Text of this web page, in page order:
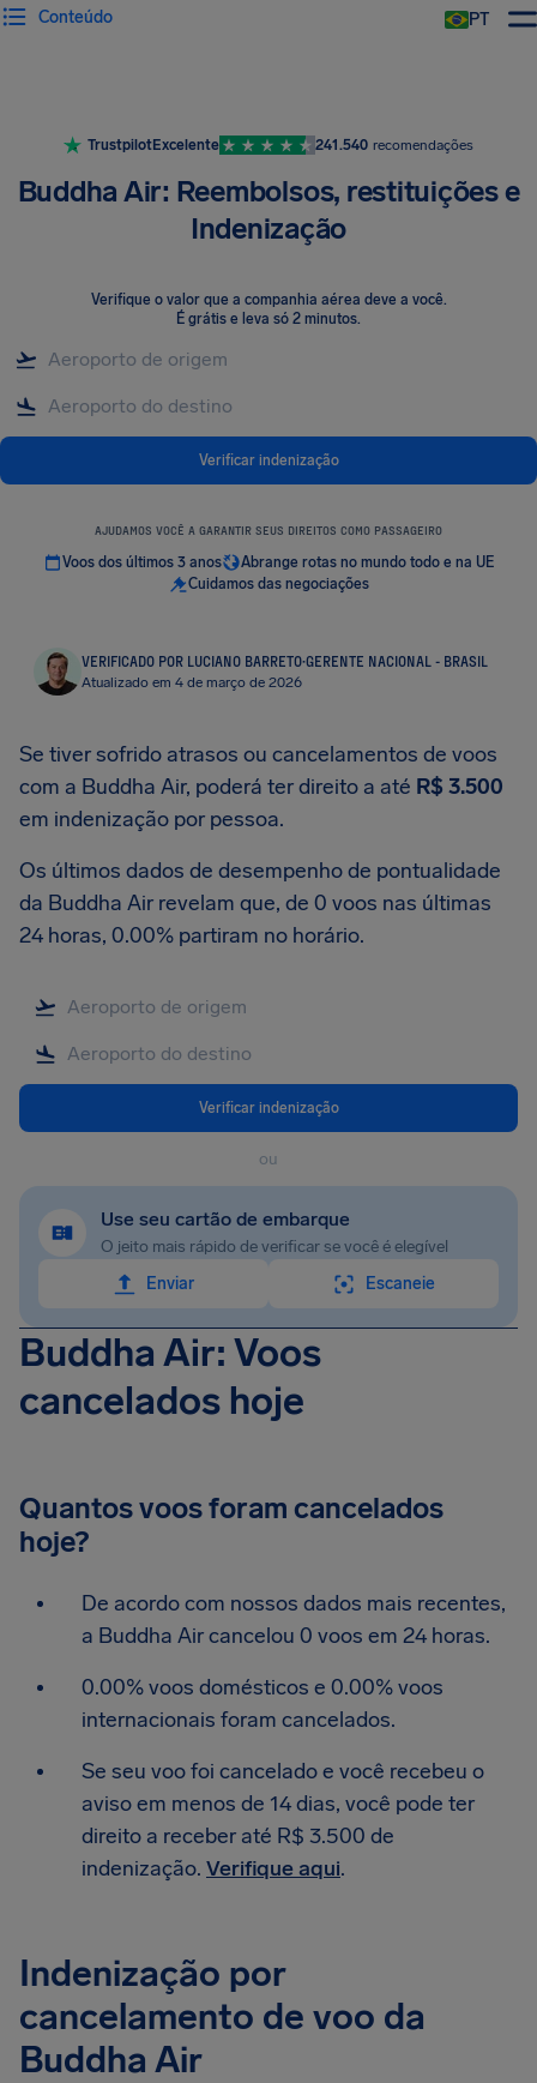
PT
Conteúdo
TrustpilotExcelente 241.540 recomendações
Buddha Air: Reembolsos, restituições e
Indenização
Verifique o valor que a companhia aérea deve a você.
É grátis e leva só 2 minutos.
Verificar indenização
AJUDAMOS VOCÊ A GARANTIR SEUS DIREITOS COMO PASSAGEIRO
Voos dos últimos 3 anos
Abrange rotas no mundo todo e na UE
Cuidamos das negociações
VERIFICADO POR LUCIANO BARRETO·GERENTE NACIONAL - BRASIL
Atualizado em 4 de março de 2026
Se tiver sofrido atrasos ou cancelamentos de voos
com a Buddha Air, poderá ter direito a até R$ 3.500
em indenização por pessoa.
Os últimos dados de desempenho de pontualidade
da Buddha Air revelam que, de 0 voos nas últimas
24 horas, 0.00% partiram no horário.
Verificar indenização
ou
Use seu cartão de embarque
O jeito mais rápido de verificar se você é elegível
Enviar
Escaneie
Buddha Air: Voos
cancelados hoje
Quantos voos foram cancelados
hoje?
De acordo com nossos dados mais recentes,
a Buddha Air cancelou 0 voos em 24 horas.
0.00% voos domésticos e 0.00% voos
internacionais foram cancelados.
Se seu voo foi cancelado e você recebeu o
aviso em menos de 14 dias, você pode ter
direito a receber até R$ 3.500 de
indenização. Verifique aqui.
Indenização por
cancelamento de voo da
Buddha Air